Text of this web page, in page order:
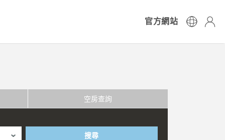
官方網站
空房查詢
搜尋